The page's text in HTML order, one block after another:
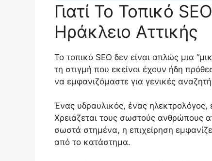
Γιατί Το Τοπικό
Ηράκλειο Αττικής
Το τοπικό SEO δεν είναι απλώς μια
τη στιγμή που εκείνοι έχουν ήδη
να εμφανιζόμαστε για γενικές
Ένας υδραυλικός, ένας ηλεκτρολόγος,
Χρειάζεται τους σωστούς ανθρώπους
σωστά στημένα, η επιχείρηση
από το κατάστημα.